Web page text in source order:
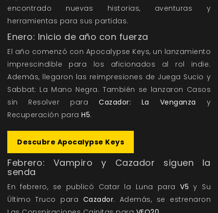
encontrado nuevas historias, aventuras y
herramientas para sus partidas.
Enero: Inicio de año con fuerza
El año comenzó con Apocalypse Keys, un lanzamiento
imprescindible para los aficionados al rol indie.
Además, llegaron las reimpresiones de Juega Sucio y
Sabbat: La Mano Negra. También se lanzaron Casos
sin Resolver paraCazador: La Venganza y
Recuperación para H5.
Descubre Apocalypse Keys
Febrero: Vampiro y Cazador siguen la
senda
En febrero, se publicó Catar la Luna para V5 y Su
Último Truco para Cazador. Además, se estrenaron